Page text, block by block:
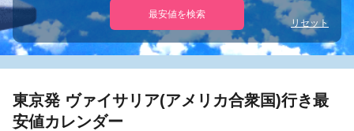
最安値を検索
リセット
東京発 ヴァイサリア(アメリカ合衆国)行き最
安値カレンダー